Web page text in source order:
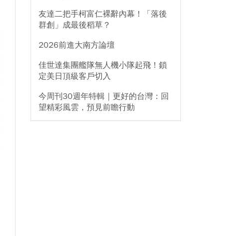
友達二把手柯富仁裸辭內幕！「落後
群創」成最後稻草？
2026前進大南方論壇
佳世達集團艦隊無人機小隊起飛！鎖
定美日頂級客戶切入
今周刊30週年特輯｜更好的台灣：回
望精彩風雲，預見前瞻行動